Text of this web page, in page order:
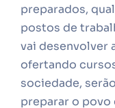
preparados,
postos de
vai desenvolver
ofertando
sociedade,
preparar o povo